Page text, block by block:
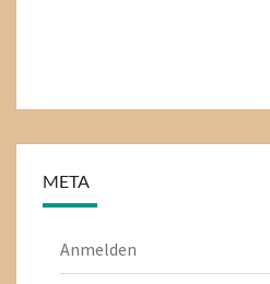
META
Anmelden